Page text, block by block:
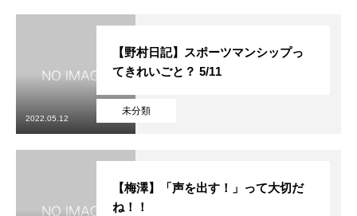
未分類
【野村日記】スポーツマンシップっ
てきれいごと？ 5/11
2022.05.12
【梅澤】「声を出す！」って大切だ
ね！！